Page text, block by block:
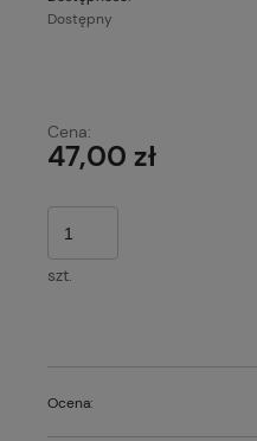
Dostępny
Cena nie zawiera
Cena:
47,00 zł
szt.
Ocena: